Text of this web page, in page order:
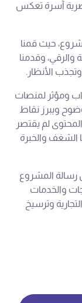
آسرة تعكس
حيث قمنا
والرقي، وقدمنا
الأنظار.
ومؤثر لمنصات
ويبرز نقاط
لم يقتصر
والخبرة
رسالة المشروع
والخدمات
وترسيخ